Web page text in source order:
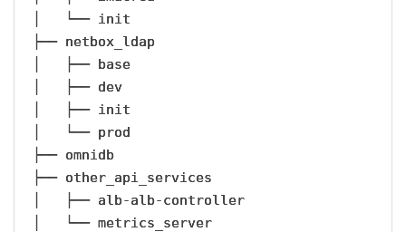
│   └── init
├── netbox_ldap
│   ├── base
│   ├── dev
│   ├── init
│   └── prod
├── omnidb
├── other_api_services
│   ├── alb-alb-controller
│   └── metrics_server